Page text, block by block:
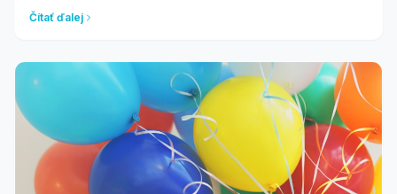
právě z tohoto drsného prostředí vyrostla jedna z nejživějších
hudebních scén v Českej republike. Cesta od hornických
Čítať ďalej